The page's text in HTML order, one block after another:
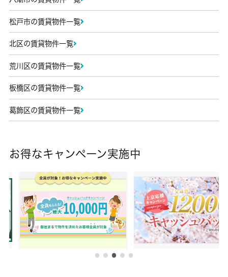
松戸市の賃貸物件一覧
北区の賃貸物件一覧
荒川区の賃貸物件一覧
板橋区の賃貸物件一覧
葛飾区の賃貸物件一覧
お得なキャンペーン実施中